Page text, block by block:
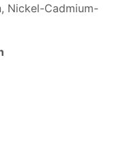
Nickel-Cadmium-